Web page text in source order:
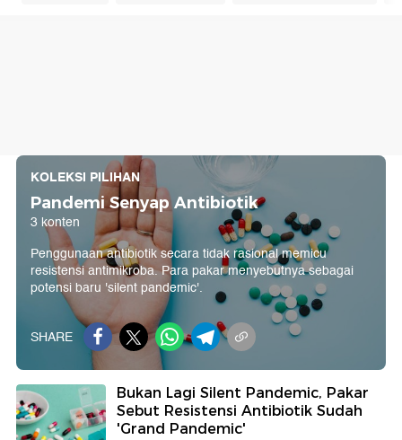
KOLEKSI PILIHAN
Pandemi Senyap Antibiotik
3 konten
Penggunaan antibiotik secara tidak rasional memicu
resistensi antimikroba. Para pakar menyebutnya sebagai
potensi baru 'silent pandemic'.
SHARE
Bukan Lagi Silent Pandemic, Pakar
Sebut Resistensi Antibiotik Sudah
'Grand Pandemic'